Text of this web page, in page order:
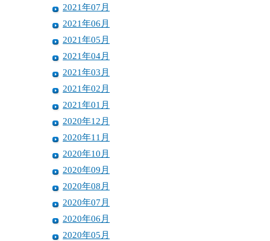
2021年07月
2021年06月
2021年05月
2021年04月
2021年03月
2021年02月
2021年01月
2020年12月
2020年11月
2020年10月
2020年09月
2020年08月
2020年07月
2020年06月
2020年05月